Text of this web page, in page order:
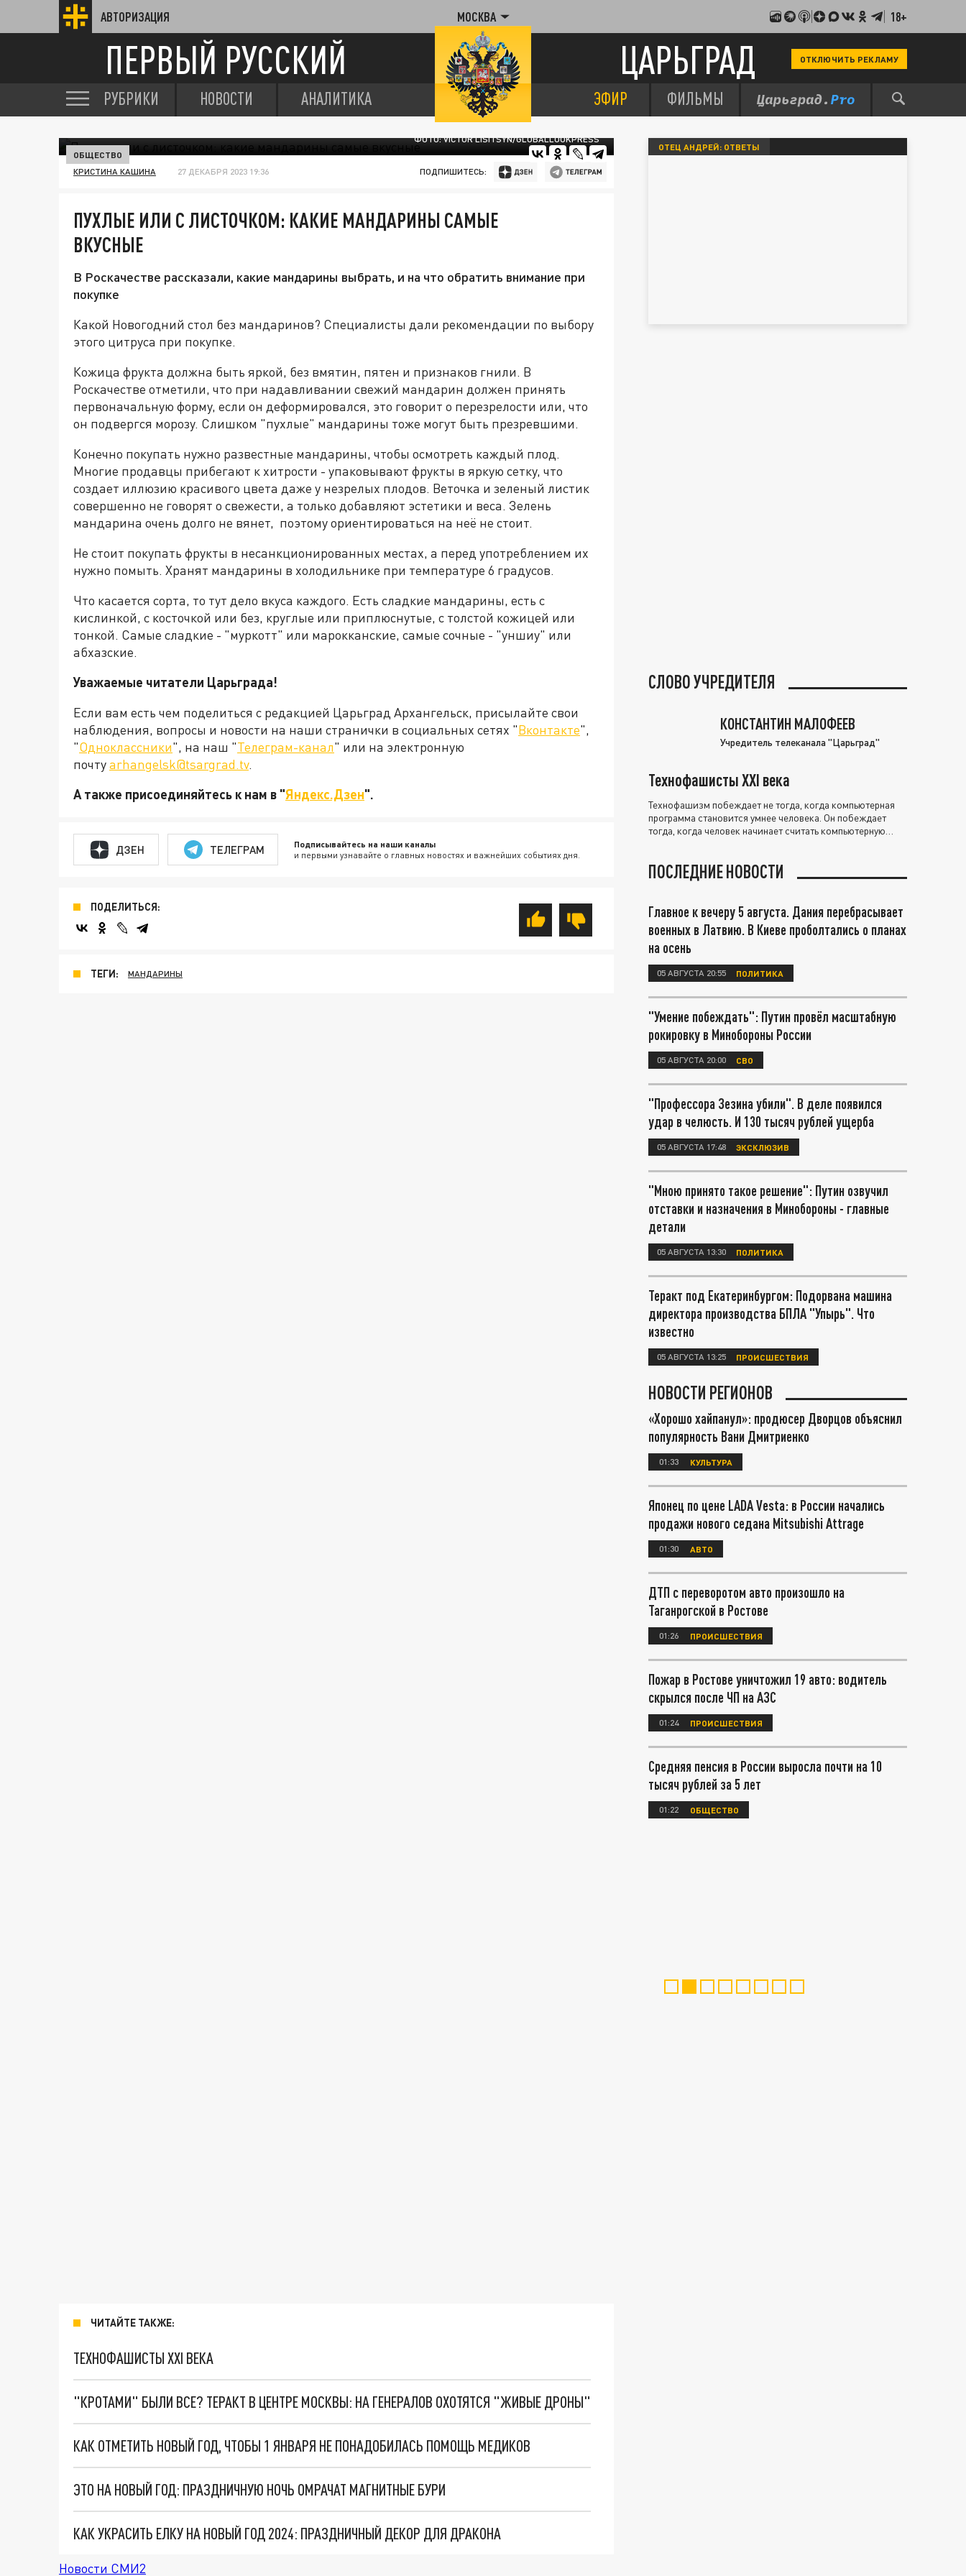
АВТОРИЗАЦИЯ МОСКВА 18+
ПЕРВЫЙ РУССКИЙ ЦАРЬГРАД ОТКЛЮЧИТЬ РЕКЛАМУ
РУБРИКИ НОВОСТИ АНАЛИТИКА ЭФИР ФИЛЬМЫ
ФОТО: VICTOR LISITSYN/GLOBALLOOKPRESS
ОБЩЕСТВО
КРИСТИНА КАШИНА 27 ДЕКАБРЯ 2023 19:36 ПОДПИШИТЕСЬ:
ПУХЛЫЕ ИЛИ С ЛИСТОЧКОМ: КАКИЕ МАНДАРИНЫ САМЫЕ
ВКУСНЫЕ
В Роскачестве рассказали, какие мандарины выбрать, и на что обратить внимание при
покупке
Какой Новогодний стол без мандаринов? Специалисты дали рекомендации по выбору
этого цитруса при покупке.
Кожица фрукта должна быть яркой, без вмятин, пятен и признаков гнили. В
Роскачестве отметили, что при надавливании свежий мандарин должен принять
первоначальную форму, если он деформировался, это говорит о перезрелости или, что
он подвергся морозу. Слишком "пухлые" мандарины тоже могут быть презревшими.
Конечно покупать нужно развестные мандарины, чтобы осмотреть каждый плод.
Многие продавцы прибегают к хитрости - упаковывают фрукты в яркую сетку, что
создает иллюзию красивого цвета даже у незрелых плодов. Веточка и зеленый листик
совершенно не говорят о свежести, а только добавляют эстетики и веса. Зелень
мандарина очень долго не вянет, поэтому ориентироваться на неё не стоит.
Не стоит покупать фрукты в несанкционированных местах, а перед употреблением их
нужно помыть. Хранят мандарины в холодильнике при температуре 6 градусов.
Что касается сорта, то тут дело вкуса каждого. Есть сладкие мандарины, есть с
кислинкой, с косточкой или без, круглые или приплюснутые, с толстой кожицей или
тонкой. Самые сладкие - "муркотт" или марокканские, самые сочные - "уншиу" или
абхазские.
Уважаемые читатели Царьграда!
Если вам есть чем поделиться с редакцией Царьград Архангельск, присылайте свои
наблюдения, вопросы и новости на наши странички в социальных сетях "Вконтакте",
"Одноклассники", на наш "Телеграм-канал" или на электронную
почтуarhangelsk@tsargrad.tv.
А также присоединяйтесь к нам в "Яндекс.Дзен".
ДЗЕН ТЕЛЕГРАМ Подписывайтесь на наши каналы
и первыми узнавайте о главных новостях и важнейших событиях дня.
ПОДЕЛИТЬСЯ:
ТЕГИ: МАНДАРИНЫ
ЧИТАЙТЕ ТАКЖЕ:
ТЕХНОФАШИСТЫ XXI ВЕКА
"КРОТАМИ" БЫЛИ ВСЕ? ТЕРАКТ В ЦЕНТРЕ МОСКВЫ: НА ГЕНЕРАЛОВ ОХОТЯТСЯ "ЖИВЫЕ ДРОНЫ"
КАК ОТМЕТИТЬ НОВЫЙ ГОД, ЧТОБЫ 1 ЯНВАРЯ НЕ ПОНАДОБИЛАСЬ ПОМОЩЬ МЕДИКОВ
ЭТО НА НОВЫЙ ГОД: ПРАЗДНИЧНУЮ НОЧЬ ОМРАЧАТ МАГНИТНЫЕ БУРИ
КАК УКРАСИТЬ ЕЛКУ НА НОВЫЙ ГОД 2024: ПРАЗДНИЧНЫЙ ДЕКОР ДЛЯ ДРАКОНА
Новости СМИ2
ОТЕЦ АНДРЕЙ: ОТВЕТЫ
СЛОВО УЧРЕДИТЕЛЯ
КОНСТАНТИН МАЛОФЕЕВ
Учредитель телеканала "Царьград"
Технофашисты XXI века
Технофашизм побеждает не тогда, когда компьютерная
программа становится умнее человека. Он побеждает
тогда, когда человек начинает считать компьютерную
ПОСЛЕДНИЕ НОВОСТИ
Главное к вечеру 5 августа. Дания перебрасывает
военных в Латвию. В Киеве проболтались о планах
на осень
05 АВГУСТА 20:55 ПОЛИТИКА
"Умение побеждать": Путин провёл масштабную
рокировку в Минобороны России
05 АВГУСТА 20:00 СВО
"Профессора Зезина убили". В деле появился
удар в челюсть. И 130 тысяч рублей ущерба
05 АВГУСТА 17:48 ЭКСКЛЮЗИВ
"Мною принято такое решение": Путин озвучил
отставки и назначения в Минобороны - главные
детали
05 АВГУСТА 13:30 ПОЛИТИКА
Теракт под Екатеринбургом: Подорвана машина
директора производства БПЛА "Упырь". Что
известно
05 АВГУСТА 13:25 ПРОИСШЕСТВИЯ
НОВОСТИ РЕГИОНОВ
«Хорошо хайпанул»: продюсер Дворцов объяснил
популярность Вани Дмитриенко
01:33 КУЛЬТУРА
Японец по цене LADA Vesta: в России начались
продажи нового седана Mitsubishi Attrage
01:30 АВТО
ДТП с переворотом авто произошло на
Таганрогской в Ростове
01:26 ПРОИСШЕСТВИЯ
Пожар в Ростове уничтожил 19 авто: водитель
скрылся после ЧП на АЗС
01:24 ПРОИСШЕСТВИЯ
Средняя пенсия в России выросла почти на 10
тысяч рублей за 5 лет
01:22 ОБЩЕСТВО